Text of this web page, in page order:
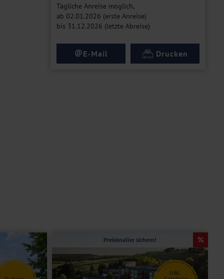
Tägliche Anreise möglich,
ab 02.01.2026 (erste Anreise)
bis 31.12.2026 (letzte Abreise)
@E-Mail Drucken
Inkl.
Preisknaller sichern!